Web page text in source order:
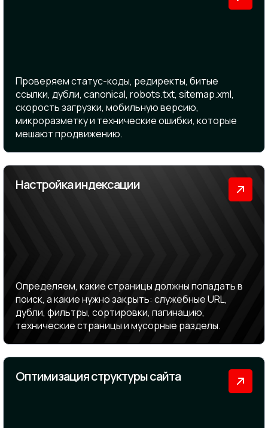
Проверяем статус-коды, редиректы, битые
ссылки, дубли, canonical, robots.txt, sitemap.xml,
скорость загрузки, мобильную версию,
микроразметку и технические ошибки, которые
мешают продвижению.
Настройка индексации
Определяем, какие страницы должны попадать в
поиск, а какие нужно закрыть: служебные URL,
дубли, фильтры, сортировки, пагинацию,
технические страницы и мусорные разделы.
Оптимизация структуры сайта